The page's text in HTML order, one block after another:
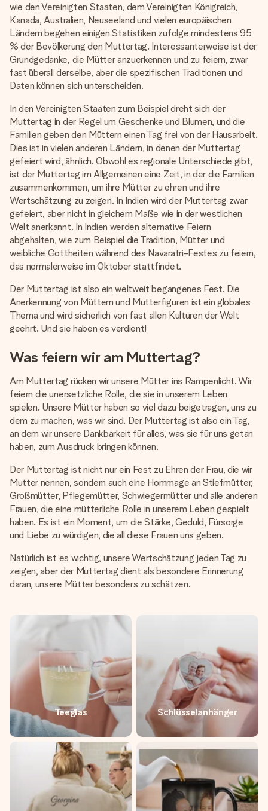
wie den Vereinigten Staaten, dem Vereinigten Königreich,
Kanada, Australien, Neuseeland und vielen europäischen
Ländern begehen einigen Statistiken zufolge mindestens 95
% der Bevölkerung den Muttertag. Interessanterweise ist der
Grundgedanke, die Mütter anzuerkennen und zu feiern, zwar
fast überall derselbe, aber die spezifischen Traditionen und
Daten können sich unterscheiden.
In den Vereinigten Staaten zum Beispiel dreht sich der
Muttertag in der Regel um Geschenke und Blumen, und die
Familien geben den Müttern einen Tag frei von der Hausarbeit.
Dies ist in vielen anderen Ländern, in denen der Muttertag
gefeiert wird, ähnlich. Obwohl es regionale Unterschiede gibt,
ist der Muttertag im Allgemeinen eine Zeit, in der die Familien
zusammenkommen, um ihre Mütter zu ehren und ihre
Wertschätzung zu zeigen. In Indien wird der Muttertag zwar
gefeiert, aber nicht in gleichem Maße wie in der westlichen
Welt anerkannt. In Indien werden alternative Feiern
abgehalten, wie zum Beispiel die Tradition, Mütter und
weibliche Gottheiten während des Navaratri-Festes zu feiern,
das normalerweise im Oktober stattfindet.
Der Muttertag ist also ein weltweit begangenes Fest. Die
Anerkennung von Müttern und Mutterfiguren ist ein globales
Thema und wird sicherlich von fast allen Kulturen der Welt
geehrt. Und sie haben es verdient!
Was feiern wir am Muttertag?
Am Muttertag rücken wir unsere Mütter ins Rampenlicht. Wir
feiern die unersetzliche Rolle, die sie in unserem Leben
spielen. Unsere Mütter haben so viel dazu beigetragen, uns zu
dem zu machen, was wir sind. Der Muttertag ist also ein Tag,
an dem wir unsere Dankbarkeit für alles, was sie für uns getan
haben, zum Ausdruck bringen können.
Der Muttertag ist nicht nur ein Fest zu Ehren der Frau, die wir
Mutter nennen, sondern auch eine Hommage an Stiefmütter,
Großmütter, Pflegemütter, Schwiegermütter und alle anderen
Frauen, die eine mütterliche Rolle in unserem Leben gespielt
haben. Es ist ein Moment, um die Stärke, Geduld, Fürsorge
und Liebe zu würdigen, die all diese Frauen uns geben.
Natürlich ist es wichtig, unsere Wertschätzung jeden Tag zu
zeigen, aber der Muttertag dient als besondere Erinnerung
daran, unsere Mütter besonders zu schätzen.
Teeglas Schlüsselanhänger